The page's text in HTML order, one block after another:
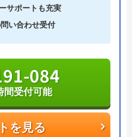
フが対応してくれるの
されている名刺の裏に
ば、各エリアの担当が
無料で、キャンセル料
修理内容と費用を提示
サポートも充実
い合わせ受付
を見る
084
間受付可能